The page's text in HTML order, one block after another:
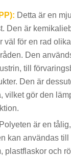
Detta är en
Den är
väl för en rad olika
Den
till
Den är
vilket gör den
Polyeten är en
kan användas till
plastflaskor och